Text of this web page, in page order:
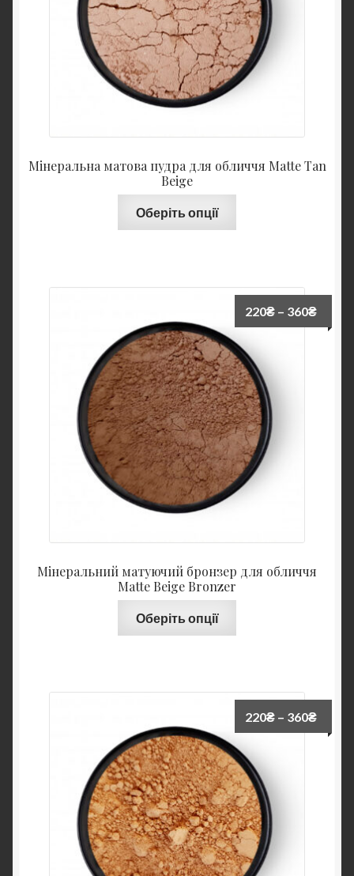
Мінеральна матова пудра для обличчя Matte Tan
Beige
Оберіть опції
Мінеральний матуючий бронзер для обличчя
Matte Beige Bronzer
220₴ – 360₴
Оберіть опції
220₴ – 360₴